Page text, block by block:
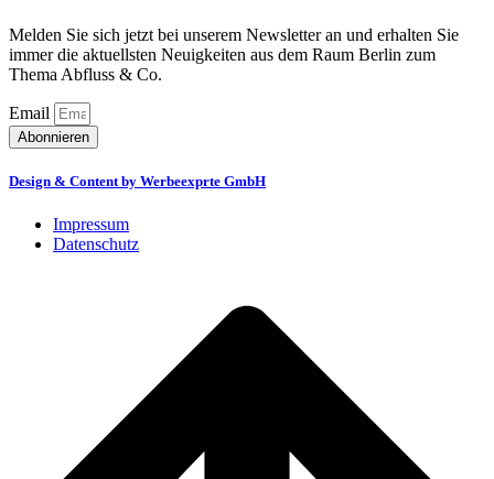
Melden Sie sich jetzt bei unserem Newsletter an und erhalten Sie
immer die aktuellsten Neuigkeiten aus dem Raum Berlin zum
Thema Abfluss & Co.
Email
Abonnieren
Design & Content by Werbeexprte GmbH
Impressum
Datenschutz